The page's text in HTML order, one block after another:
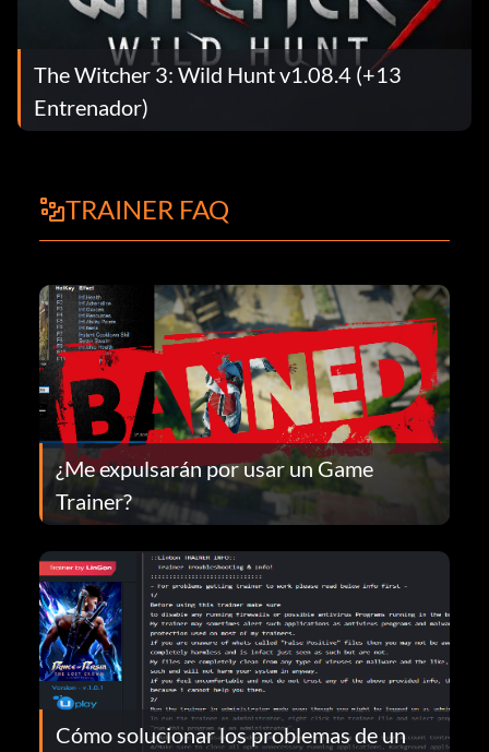
The Witcher 3: Wild Hunt v1.08.4 (+13
Entrenador)
TRAINER FAQ
¿Me expulsarán por usar un Game
Trainer?
Cómo solucionar los problemas de un